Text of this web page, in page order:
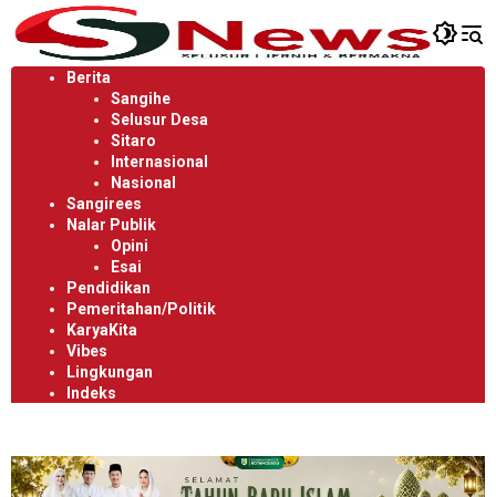
Langsung
ke
konten
Berita
Sangihe
Selusur Desa
Sitaro
Internasional
Nasional
Sangirees
Nalar Publik
Opini
Esai
Pendidikan
Pemeritahan/Politik
KaryaKita
Vibes
Lingkungan
Indeks